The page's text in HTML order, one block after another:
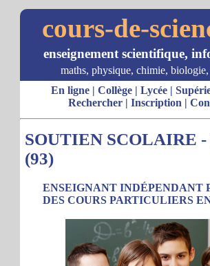
cours-de-
enseignement scientifique,
maths, physique, chimie,
En ligne| Collège| Lycée|
Rechercher| Inscription |
SOUTIEN SCOLAIRE
(93)
ENSEIGNANT INDÉPENDANT
DES COURS PARTICULIERS